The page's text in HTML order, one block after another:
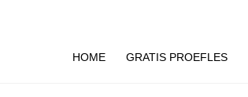
HOME GRATIS PROEFLES